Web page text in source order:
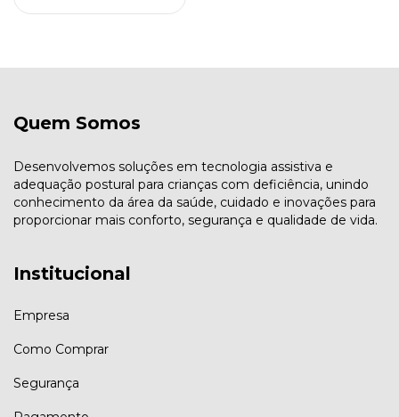
Quem Somos
Desenvolvemos soluções em tecnologia assistiva e
adequação postural para crianças com deficiência, unindo
conhecimento da área da saúde, cuidado e inovações para
proporcionar mais conforto, segurança e qualidade de vida.
Institucional
Empresa
Como Comprar
Segurança